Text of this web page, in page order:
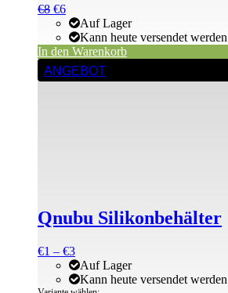
Ursprünglicher
Preis
war:
€8
€8Aktueller
Preis
ist:
€8.
€6
Auf Lager
Kann heute versendet werden
In den Warenkorb
ANGEBOT
Qnubu Silikonbehälter
€1 – €3Preisspanne:
€1
bis
Auf Lager
Kann heute versendet werden
Dieses
Produkt
Produktseite
werden